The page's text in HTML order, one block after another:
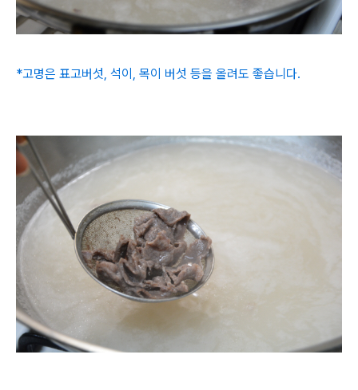
*고명은 표고버섯, 석이, 목이 버섯 등을 올려도 좋습니다.